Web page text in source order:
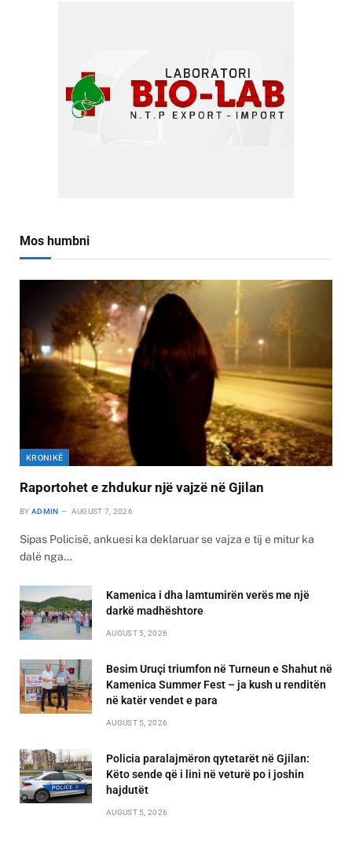
Mos humbni
KRONIKË
Raportohet e zhdukur një vajzë në Gjilan
BY ADMIN AUGUST 7, 2026
Sipas Policisë, ankuesi ka deklaruar se vajza e tij e mitur ka
dalë nga…
Kamenica i dha lamtumirën verës me një
darkë madhështore
AUGUST 5, 2026
Besim Uruçi triumfon në Turneun e Shahut në
Kamenica Summer Fest – ja kush u renditën
në katër vendet e para
AUGUST 5, 2026
Policia paralajmëron qytetarët në Gjilan:
Këto sende që i lini në veturë po i joshin
hajdutët
AUGUST 5, 2026